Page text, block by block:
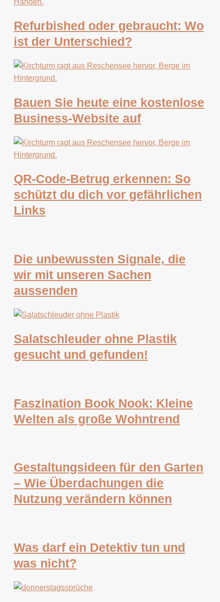
Refurbished oder gebraucht: Wo
ist der Unterschied?
Bauen Sie heute eine kostenlose
Business-Website auf
QR-Code-Betrug erkennen: So
schützt du dich vor gefährlichen
Links
Die unbewussten Signale, die
wir mit unseren Sachen
aussenden
Salatschleuder ohne Plastik
gesucht und gefunden!
Faszination Book Nook: Kleine
Welten als große Wohntrend
Gestaltungsideen für den Garten
– Wie Überdachungen die
Nutzung verändern können
Was darf ein Detektiv tun und
was nicht?